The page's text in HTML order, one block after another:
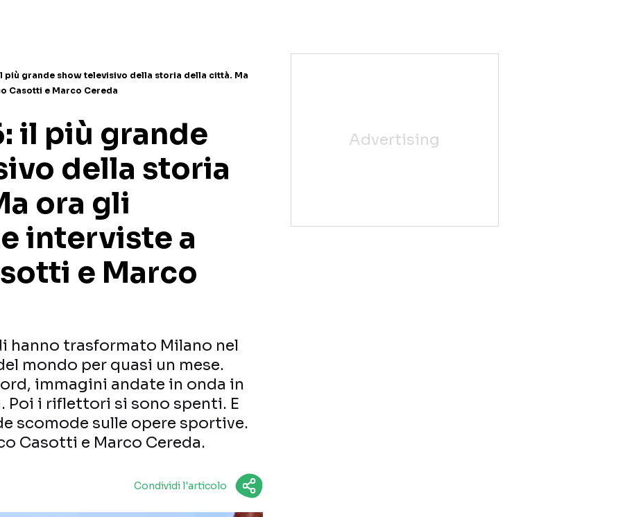
più grande show televisivo della storia della città. Ma
Casotti e Marco Cereda
il più grande
della storia
ora gli
interviste a
e Marco
hanno trasformato Milano nel
mondo per quasi un mese.
immagini andate in onda in
Poi i riflettori si sono spenti. E
scomode sulle opere sportive.
Casotti e Marco Cereda.
Condividi l'articolo